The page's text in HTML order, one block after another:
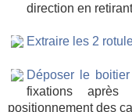
direction en
Extraire les 2
Déposer le
fixations
positionnement des